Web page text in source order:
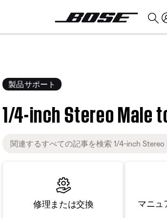
製品サポート
1/4-inch Stereo Male
修理または交換
マニュ